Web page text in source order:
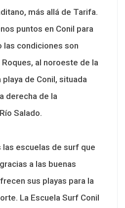
más allá de Tarifa.
puntos en Conil para
las condiciones son
al noroeste de la
de Conil, situada
derecha de la
Salado.
escuelas de surf que
a las buenas
sus playas para la
La Escuela Surf Conil